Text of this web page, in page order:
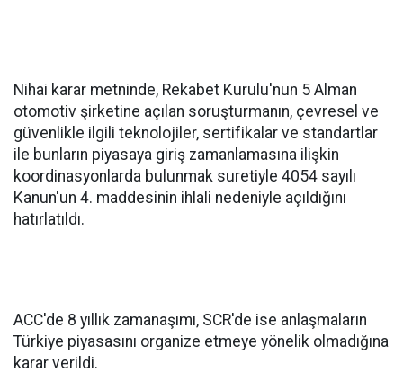
Nihai karar metninde, Rekabet Kurulu'nun 5 Alman
otomotiv şirketine açılan soruşturmanın, çevresel ve
güvenlikle ilgili teknolojiler, sertifikalar ve standartlar
ile bunların piyasaya giriş zamanlamasına ilişkin
koordinasyonlarda bulunmak suretiyle 4054 sayılı
Kanun'un 4. maddesinin ihlali nedeniyle açıldığını
hatırlatıldı.
ACC'de 8 yıllık zamanaşımı, SCR'de ise anlaşmaların
Türkiye piyasasını organize etmeye yönelik olmadığına
karar verildi.